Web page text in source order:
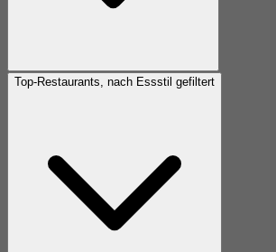
Top-Restaurants, nach Essstil gefiltert